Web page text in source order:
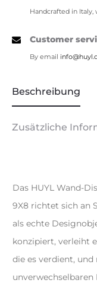
Handcrafted in Italy,
Customer
By email
Beschreibung
Zusätzliche
Das HUYL Wand-
9X8 richtet sich an
als echte
konzipiert, verleiht
die es verdient, und
unverwechselbaren